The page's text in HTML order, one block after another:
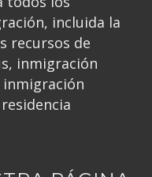
incluida la
recursos de
inmigración